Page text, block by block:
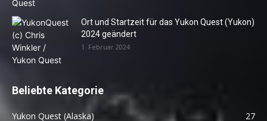
Ort und Startzeit für das Yukon Quest (Yukon)
2024 geändert
1. Februar 2024
Beliebte Kategorie
Yukon Quest (Alaska)
27